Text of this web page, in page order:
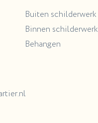
Buiten schilderwerk
Binnen schilderwerk
Behangen